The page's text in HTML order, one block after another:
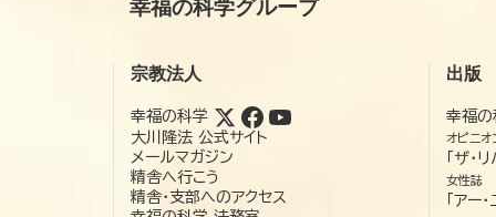
幸福の科学グループ
宗教法人
幸福の科学
大川隆法 公式サイト
メールマガジン
精舎へ行こう
精舎・支部へのアクセス
出版
幸福の
オピニオ
「ザ・
女性誌
「アー